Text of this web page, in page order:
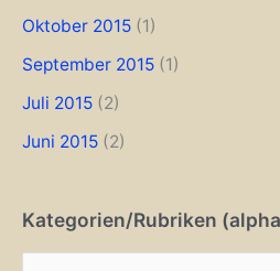
Oktober 2015 (1)
September 2015 (1)
Juli 2015 (2)
Juni 2015 (2)
Kategorien/Rubriken